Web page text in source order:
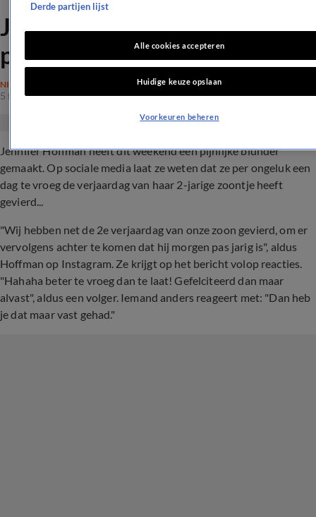
Jennifer Hoffman maakt
pijnlijke blunder
NIEUWS
5 feb 2023, 21:49
Jennifer Hoffman heeft dit weekend een pijnlijke blunder
gemaakt. Op sociale media laat ze weten dat ze per ongeluk een
dag te vroeg de verjaardag van haar 2-jarige zoontje heeft
gevierd...
"Wij hebben net de 2e verjaardag van onze zoon gevierd, om er
vervolgens achter te komen dat hij morgen pas jarig is", aldus
Hoffman op Instagram. Ze krijgt op het bericht volop reacties.
"Hahaha beter te vroeg dan te laat! Gefelciteerd dan maar
alvast", aldus een volger. Iemand anders reageert met: "Dan heb
je dat maar vast gehad."
Derde partijen lijst
Alle cookies accepteren
Huidige keuze opslaan
Voorkeuren beheren